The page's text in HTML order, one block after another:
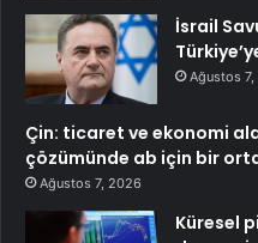
İsrail
Ağustos
Çin: ticaret ve ekonomi
çözümünde ab için bir
Ağustos 7, 2026
Küresel